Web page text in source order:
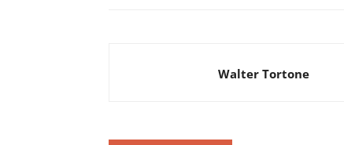
Walter Tortone